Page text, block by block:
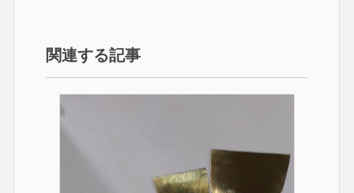
関連する記事